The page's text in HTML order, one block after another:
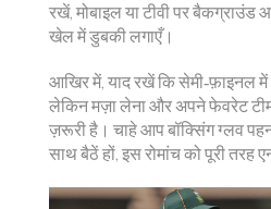
रखें, मोबाइल या टीवी पर
खेल में डुबकी लगाएँ।
आखिर में, याद रखें कि सेमी‑फ़ाइनल में
लेकिन मज़ा लेना और अपने फेवरेट
ज़रूरी है। चाहे आप बॉक्सिंग ग्लव
साथ बैठें हों, इस रोमांच को पूरी तरह